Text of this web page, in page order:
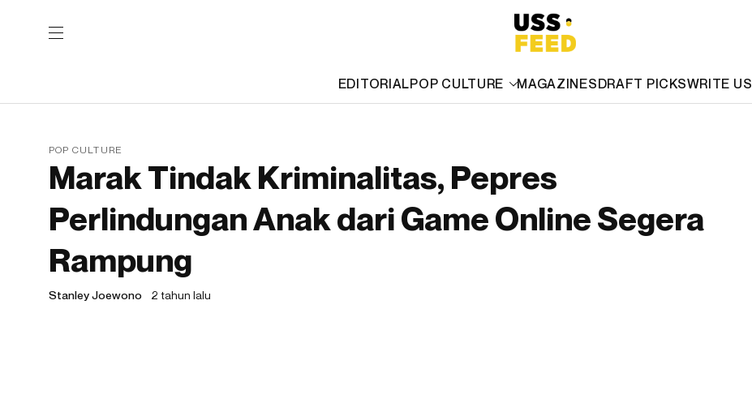
EDITORIALPOP CULTURE MAGAZINESDRAFT PICKSWRITE US
POP CULTURE
Marak Tindak Kriminalitas, Pepres
Perlindungan Anak dari Game Online Segera
Rampung
Stanley Joewono 2 tahun lalu